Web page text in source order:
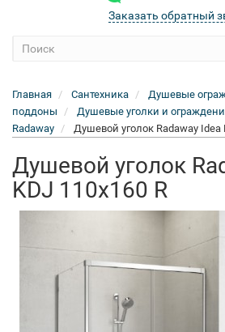
Заказать обратный
Главная Сантехника
Душевые
поддоны
Душевые уголки и
Radaway
Душевой уголок Radaway Idea
Душевой уголок
KDJ 110x160 R